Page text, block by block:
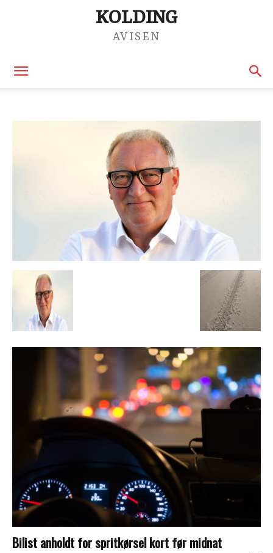
KOLDING
AVISEN
Bilist anholdt for spritkørsel kort før midnat